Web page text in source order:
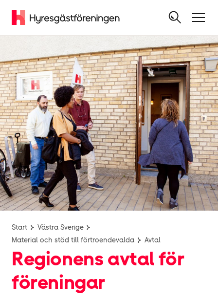
Start
Västra Sverige
Material och stöd till förtroendevalda
Avtal
Regionens avtal för
föreningar